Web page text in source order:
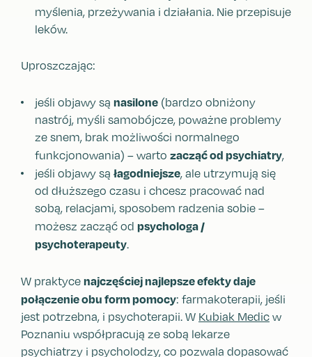
myślenia, przeżywania i działania. Nie przepisuje
leków.
Uproszczając:
jeśli objawy są nasilone (bardzo obniżony
nastrój, myśli samobójcze, poważne problemy
ze snem, brak możliwości normalnego
funkcjonowania) – warto zacząć od psychiatry,
jeśli objawy są łagodniejsze, ale utrzymują się
od dłuższego czasu i chcesz pracować nad
sobą, relacjami, sposobem radzenia sobie –
możesz zacząć od psychologa /
psychoterapeuty.
W praktyce najczęściej najlepsze efekty daje
połączenie obu form pomocy: farmakoterapii, jeśli
jest potrzebna, i psychoterapii. W Kubiak Medic w
Poznaniu współpracują ze sobą lekarze
psychiatrzy i psycholodzy, co pozwala dopasować